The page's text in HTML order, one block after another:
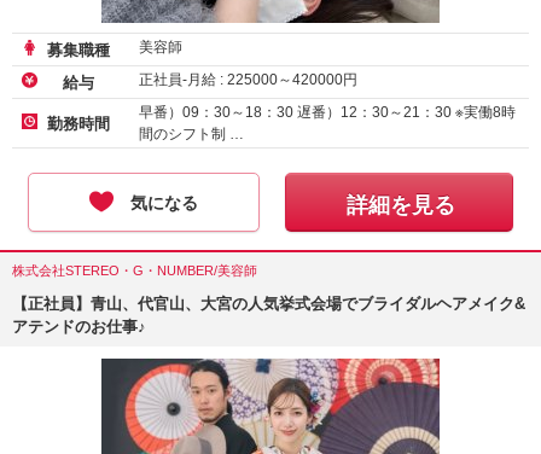
募集職種 美容師
給与 正社員-月給 : 225000～420000円
勤務時間
早番）09：30～18：30 遅番）12：30～21：30 ※実働8時
間のシフト制 …
気になる 詳細を見る
株式会社STEREO・G・NUMBER/美容師
【正社員】青山、代官山、大宮の人気挙式会場でブライダルヘアメイク&
アテンドのお仕事♪